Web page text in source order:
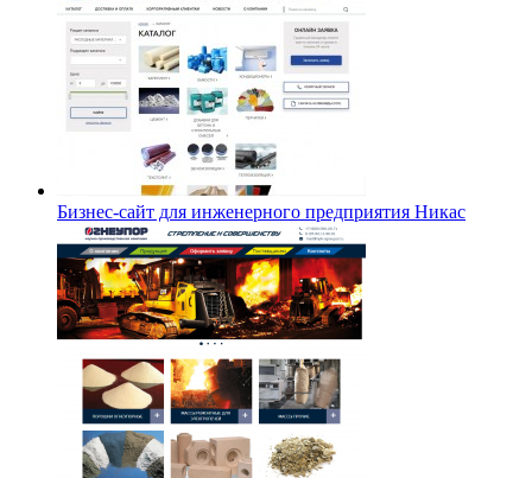
Бизнес-сайт для инженерного предприятия Никас